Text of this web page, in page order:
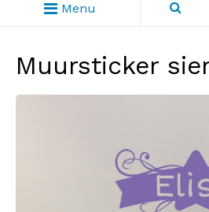
Menu
Muursticker